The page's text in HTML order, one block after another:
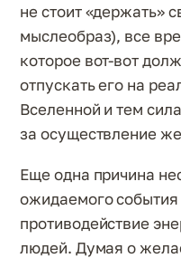
не стоит «держать»
мыслеобраз), все
которое вот-вот
отпускать его на
Вселенной и тем
за осуществление
Еще одна причина
ожидаемого события
противодействие
людей. Думая о